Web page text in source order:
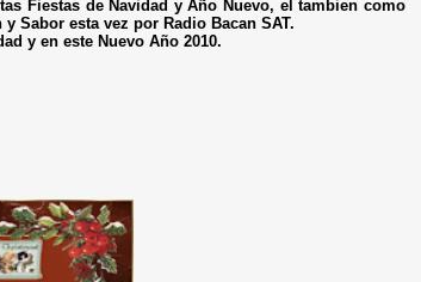
Fiestas de Navidad y Año Nuevo, el tambien como
Sabor esta vez por Radio Bacan SAT.
y en este Nuevo Año 2010.